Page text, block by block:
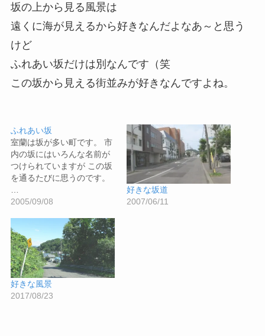
坂の上から見る風景は
遠くに海が見えるから好きなんだよなあ～と思う
けど
ふれあい坂だけは別なんです（笑
この坂から見える街並みが好きなんですよね。
ふれあい坂
室蘭は坂が多い町です。 市
内の坂にはいろんな名前が
つけられていますが この坂
を通るたびに思うのです。
2005/09/08
好きな坂道
2007/06/11
好きな風景
2017/08/23